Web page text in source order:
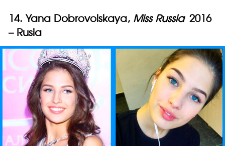
14. Yana Dobrovolskaya, Miss Russia 2016
– Rusia